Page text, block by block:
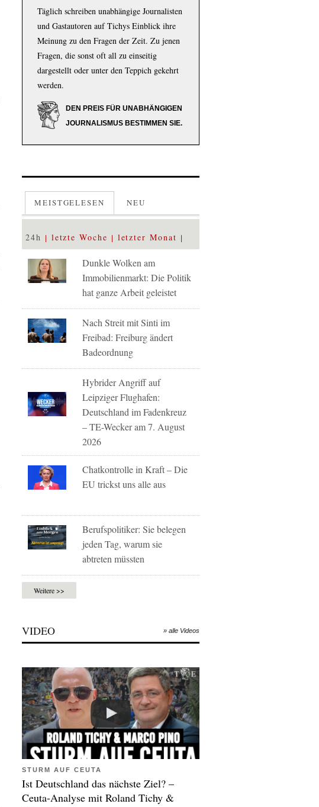
Täglich schreiben unabhängige Journalisten
und Gastautoren auf Tichys Einblick ihre
Meinung zu den Fragen der Zeit. Zu jenen
Fragen, die sonst oft all zu einseitig
dargestellt oder unter den Teppich gekehrt
werden.
DEN PREIS FÜR UNABHÄNGIGEN
JOURNALISMUS BESTIMMEN SIE.
MEISTGELESEN NEU
24h letzte Woche letzter Monat
Dunkle Wolken am
Immobilienmarkt: Die Politik
hat ganze Arbeit geleistet
Nach Streit mit Sinti im
Freibad: Freiburg ändert
Badeordnung
Hybrider Angriff auf
Leipziger Flughafen:
Deutschland im Fadenkreuz
– TE-Wecker am 7. August
2026
Chatkontrolle in Kraft – Die
EU trickst uns alle aus
Berufspolitiker: Sie belegen
jeden Tag, warum sie
abtreten müssten
Weitere >>
VIDEO » alle Videos
STURM AUF CEUTA
Ist Deutschland das nächste Ziel? –
Ceuta-Analyse mit Roland Tichy &